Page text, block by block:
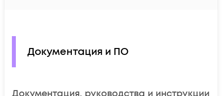
Документация и ПО